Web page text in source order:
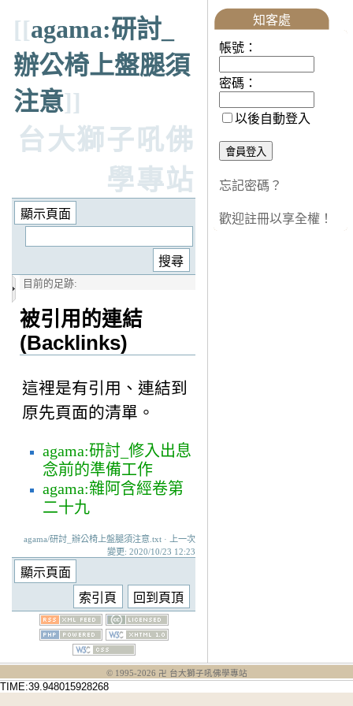
[[agama:研討_
辦公椅上盤腿須
注意]]
台大獅子吼佛
學專站
目前的足跡:
被引用的連結
(Backlinks)
這裡是有引用、連結到
原先頁面的清單。
agama:研討_修入出息
念前的準備工作
agama:雜阿含經卷第
二十九
agama/研討_辦公椅上盤腿須注意.txt · 上一次
變更: 2020/10/23 12:23
知客處
帳號：
密碼：
以後自動登入
忘記密碼？
歡迎註冊以享全權！
© 1995-2026 卍 台大獅子吼佛學專站
TIME:39.948015928268